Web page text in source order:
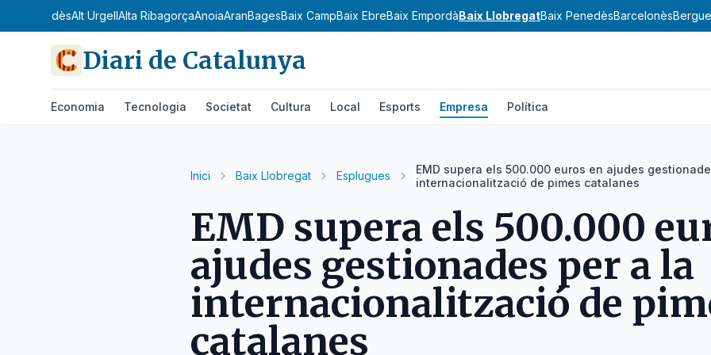
Alt PenedèsAlt UrgellAlta RibagorçaAnoiaAranBagesBaix CampBaix EbreBaix EmpordàBaix LlobregatBaix PenedèsBarcelonès
Diari de Catalunya
Economia Tecnologia Societat Cultura Local Esports Empresa Política
Inici Baix Llobregat Esplugues
EMD supera els 500.000 euros en ajudes
internacionalització de pimes catalanes
EMD supera els 500.000
ajudes gestionades per a la
internacionalització de
catalanes